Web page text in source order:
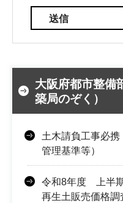
大阪府都市整
築局のぞく）
土木請負工事必
管理基準等）
令和8年度 上半
再生土販売価格